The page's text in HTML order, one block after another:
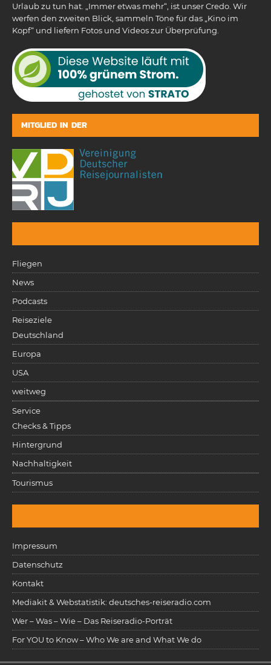
Urlaub zu tun hat. „Immer etwas mehr“, ist unser Credo. Wir
werfen den zweiten Blick, sammeln Töne für das „Kino im
Kopf“ und liefern Fotos und Videos zur Überprüfung.
MITGLIED IN DER
Fliegen
News
Podcasts
Reiseziele
Deutschland
Europa
USA
weitweg
Service
Checks & Tipps
Hintergrund
Nachhaltigkeit
Tourismus
Impressum
Datenschutz
Kontakt
Mediakit & Webstatistik: deutsches-reiseradio.com
Wer – Was – Wie – Das Reiseradio-Porträt
For YOU to Know – Who We are and What We do